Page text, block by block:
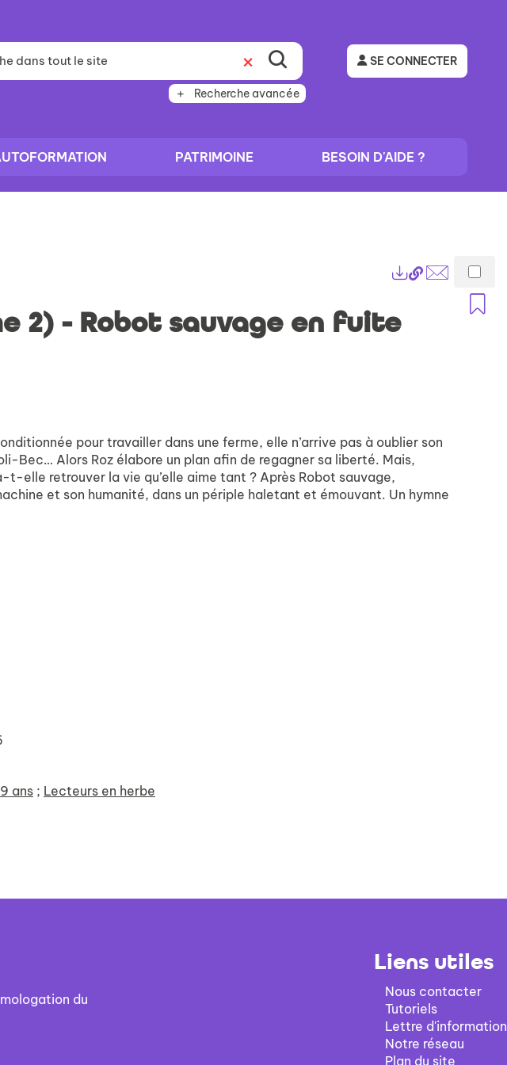
Recherche avancée
SE CONNECTER
PATRIMOINE BESOIN D'AIDE ?
Lien
permanent
(Nouvelle
Envoyer
2) - Robot sauvage en fuite
pour travailler dans une ferme, elle n’arrive pas à oublier son
Bec… Alors Roz élabore un plan afin de regagner sa liberté. Mais,
t-elle retrouver la vie qu’elle aime tant ? Après Robot sauvage,
et son humanité, dans un périple haletant et émouvant. Un hymne
ans ; Lecteurs en herbe
Liens utiles
Nous contacter
Tutoriels
Lettre d'information
Notre réseau
Plan du site